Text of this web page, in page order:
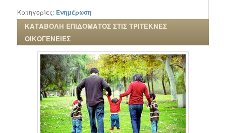
Κατηγορίες: Ενημέρωση
ΚΑΤΑΒΟΛΗ ΕΠΙΔΟΜΑΤΟΣ ΣΤΙΣ ΤΡΙΤΕΚΝΕΣ
ΟΙΚΟΓΕΝΕΙΕΣ